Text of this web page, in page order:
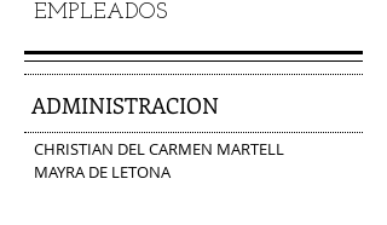
EMPLEADOS
ADMINISTRACION
CHRISTIAN DEL CARMEN MARTELL
MAYRA DE LETONA